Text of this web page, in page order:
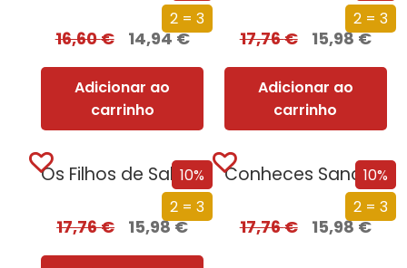
2 = 3
16,60€ 14,94€
Adicionar ao
carrinho
2 = 3
17,76€ 15,98€
Adicionar ao
carrinho
10%
2 = 3
Os Filhos de Salazar
17,76€ 15,98€
10%
2 = 3
Conheces Sancho?
17,76€ 15,98€